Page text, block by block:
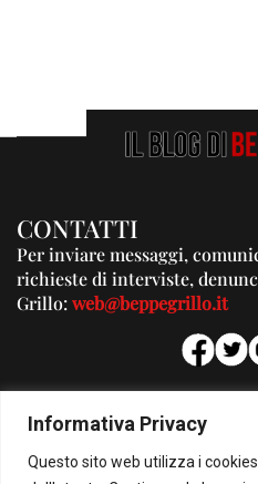
Informativa Privacy
Questo sito web utilizza i
CONTATTI
Per inviare messaggi,
richieste di interviste,
Grillo:web@beppegrillo.it
Per la